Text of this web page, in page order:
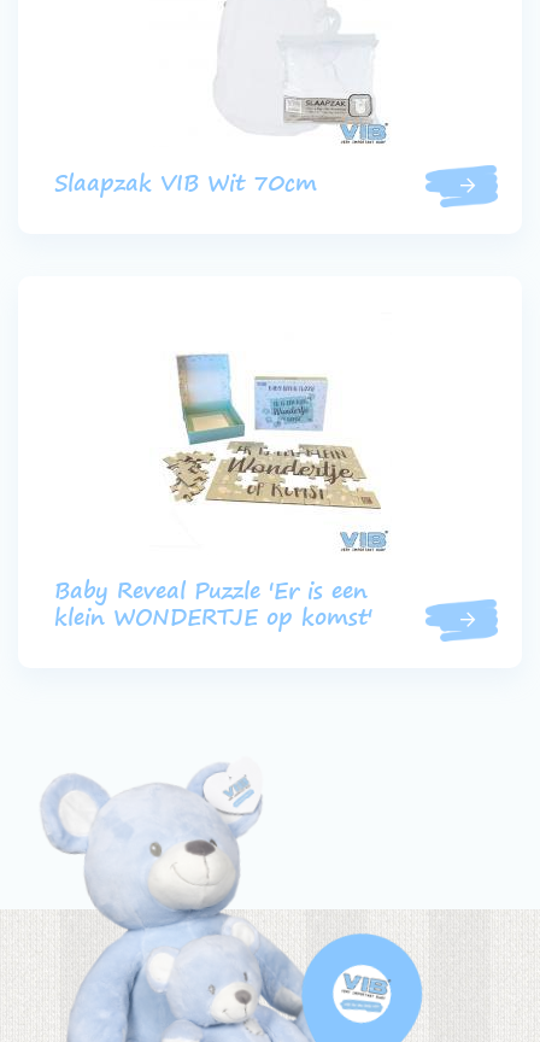
Slaapzak VIB Wit 70cm
Baby Reveal Puzzle 'Er is een
klein WONDERTJE op komst'